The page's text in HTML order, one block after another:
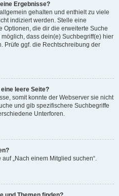
Ergebnisse?
gehalten und enthielt zu viele
indiziert werden. Stelle eine
Optionen, die dir die erweiterte Suche
dass dein(e) Suchbegriff(e) hier
Prüfe ggf. die Rechtschreibung der
leere Seite?
somit konnte der Webserver sie nicht
und gib spezifischere Suchbegriffe
Unterforen.
„Nach einem Mitglied suchen“.